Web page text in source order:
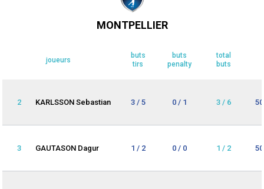
MONTPELLIER
joueurs
buts
tirs
buts
penalty
total
buts
2 KARLSSON Sebastian 3 / 5 0 / 1 3 / 6
3 GAUTASON Dagur 1 / 2 0 / 0 1 / 2